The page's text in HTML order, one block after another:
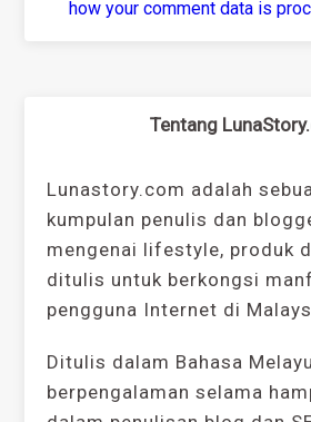
how your comment data is
Tentang
Lunastory.com adalah
kumpulan penulis dan
mengenai lifestyle, produk
ditulis untuk berkongsi
pengguna Internet di
Ditulis dalam Bahasa
berpengalaman selama